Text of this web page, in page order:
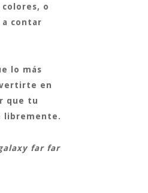
o
contar
lo más
en
que tu
libremente.
far far